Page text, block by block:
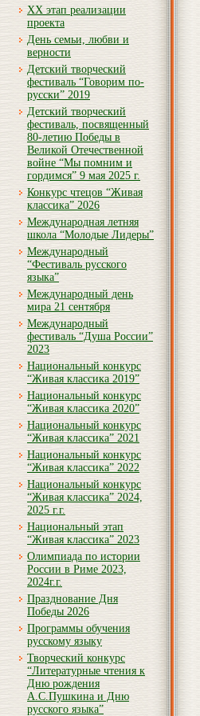
XX этап реализации
проекта
День семьи, любви и
верности
Детский творческий
фестиваль “Говорим по-
русски” 2019
Детский творческий
фестиваль, посвященный
80-летию Победы в
Великой Отечественной
войне “Мы помним и
гордимся” 9 мая 2025 г.
Конкурс чтецов “Живая
классика” 2026
Международная летняя
школа “Молодые Лидеры”
Международный
“Фестиваль русского
языка”
Международный день
мира 21 сентября
Международный
фестиваль “Душа России”
2023
Национальный конкурс
“Живая классика 2019”
Национальный конкурс
“Живая классика 2020”
Национальный конкурс
“Живая классика” 2021
Национальный конкурс
“Живая классика” 2022
Национальный конкурс
“Живая классика” 2024,
2025 г.г.
Национальный этап
“Живая классика” 2023
Олимпиада по истории
России в Риме 2023,
2024г.г.
Празднование Дня
Победы 2026
Программы обучения
русскому языку
Творческий конкурс
“Литературные чтения к
Дню рождения
А.С.Пушкина и Дню
русского языка”